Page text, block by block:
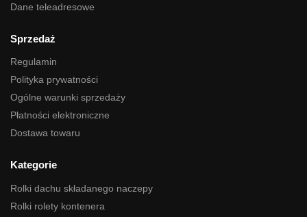
Dane teleadresowe
Sprzedaż
Regulamin
Polityka prywatności
Ogólne warunki sprzedaży
Płatności elektroniczne
Dostawa towaru
Kategorie
Rolki dachu składanego naczepy
Rolki rolety kontenera